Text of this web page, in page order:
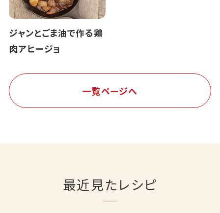
ジャンとごま油で作る鶏
肉アヒージョ
一覧ページへ
最近見たレシピ